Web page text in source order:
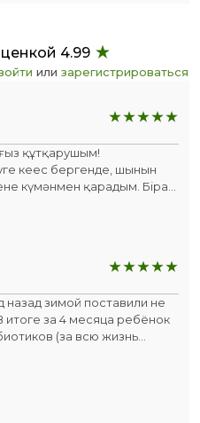
4.99
или зарегистрироваться
құтқарушым!
кеңес бергенде, шынын
күмәнмен қарадым. Бірақ
де асып түсті.
ақ біліне бастады.
зимой поставили не
итоге за 4 месяца ребёнок
(за всю жизнь
посадили. Болела
на лето. Бесконечный
даже летом.
что меня познакомили с
читала, изучала и